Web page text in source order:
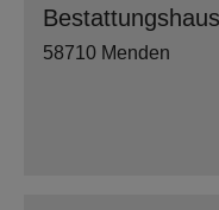
58710 Menden